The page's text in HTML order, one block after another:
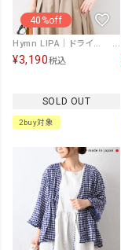
40%off
Hymn LIPA｜ドライレーヨンリブ袖付き半袖CD [[692439]][F]
¥3,190税込
SOLD OUT
2buy対象